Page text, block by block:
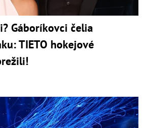
Gáboríkovci čelia
TIETO hokejové